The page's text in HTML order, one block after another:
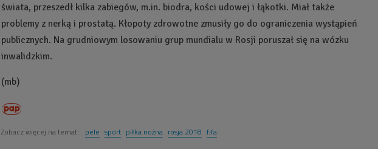
świata, przeszedł kilka zabiegów, m.in. biodra, kości udowej i łąkotki. Miał także
problemy z nerką i prostatą. Kłopoty zdrowotne zmusiły go do ograniczenia wystąpień
publicznych. Na grudniowym losowaniu grup mundialu w Rosji poruszał się na wózku
inwalidzkim.
(mb)
Zobacz więcej na temat: pele sport piłka nożna rosja 2018 fifa